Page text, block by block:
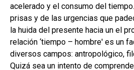
acelerado y el consumo del
prisas y de las urgencias que
la huida del presente hacia un el
relación ‘tiempo – hombre' es un
diversos campos: antropológico,
Quizá sea un intento de